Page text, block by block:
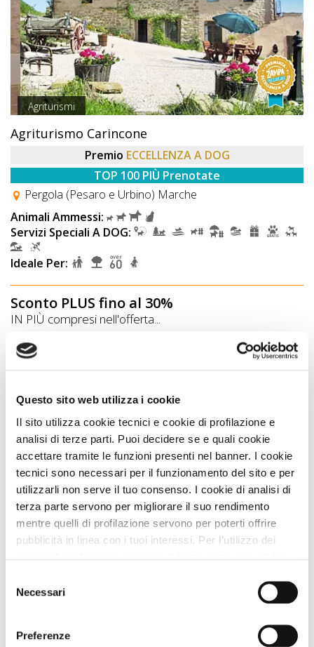
Questo sito web utilizza i cookie
Il sito utilizza cookie tecnici e cookie di profilazione e
analisi di terze parti. Puoi decidere se e quali cookie
accettare tramite le funzioni presenti nel banner. I cookie
tecnici sono necessari per il funzionamento del sito e per
utilizzarli non serve il tuo consenso. I cookie di analisi di
terza parte servono per migliorare il suo rendimento
mentre quelli di profilazione servono per poterti offrire
pubblicità in linea con i tuoi interessi. Per l’utilizzo dei
senza accettare” verranno installati solo i cookie tecnici.
Cliccando il pulsante “Accetta tutto” acconsenti all’utilizzo
di tutti i cookie. Cliccando il pulsante “mostra dettagli”
troverai le varie categorie di cookie e potrai accettare o
delNecessari
Preferenze
Agriturismi
Agriturismo Carincone
Premio ECCELLENZA A DOG
TOP 100 PIÙ Prenotate
Pergola (Pesaro e Urbino) Marche
Animali Ammessi:
Servizi Speciali A DOG:
Ideale Per:
Sconto PLUS fino al 30%
IN PIÙ compresi nell'offerta...
Vedi
OFFERTA
Case Vacanze
Animali Ammessi: